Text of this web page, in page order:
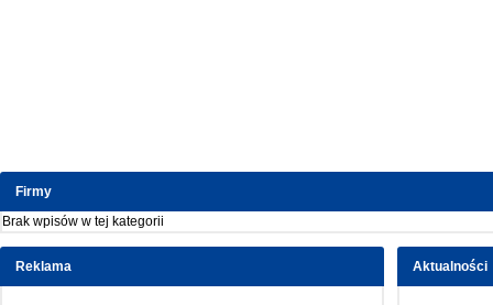
Firmy
Brak wpisów w tej kategorii
Aktualności
Reklama